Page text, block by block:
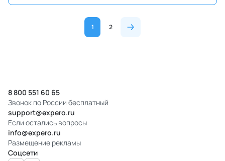
1 2
8 800 551 60 65
Звонок по России бесплатный
support@expero.ru
Если остались вопросы
info@expero.ru
Размещение рекламы
Соцсети